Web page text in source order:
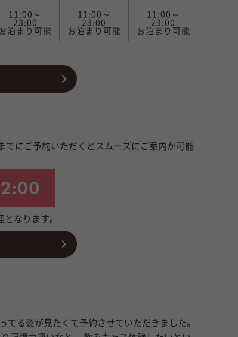
11:00～
23:00
お泊まり可能
11:00～
23:00
お泊まり可能
11:00～
23:00
お泊まり可能
でにご予約いただくとスムーズにご案内が可能
なります。
てる姿が見たくて予約させていただきました。